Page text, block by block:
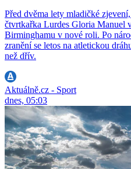
Před dvěma lety mladičké
čtvrtkařka Lurdes Gloria Manuel
Birminghamu v nové roli. Po
zranění se letos na atletickou
než dřív.
Aktuálně.cz - Sport
dnes, 05:03